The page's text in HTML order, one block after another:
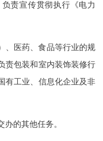
责宣传贯彻执行《电力
、医药、食品等行业的规
责包装和室内装饰装修行
有工业、信息化企业及非
办的其他任务。